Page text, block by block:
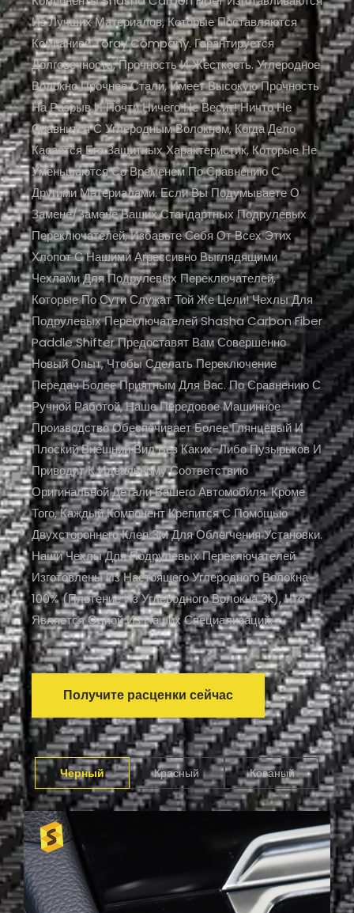
Из Лучших Материалов, Которые Поставляются
Компанией Toray Company. Гарантируется
Долговечность, Прочность И Жесткость. Углеродное
Волокно Прочнее Стали, Имеет Высокую Прочность
На Разрыв И Почти Ничего Не Весит! Ничто Не
Сравнится С Углеродным Волокном, Когда Дело
Касается Его Защитных Характеристик, Которые Не
Уменьшаются Со Временем По Сравнению С
Другими Материалами. Если Вы Подумываете О
Замене/замене Ваших Стандартных Подрулевых
Переключателей, Избавьте Себя От Всех Этих
Хлопот С Нашими Агрессивно Выглядящими
Чехлами Для Подрулевых Переключателей,
Которые По Сути Служат Той Же Цели! Чехлы Для
Подрулевых Переключателей Shasha Carbon Fiber
Paddle Shifter Предоставят Вам Совершенно
Новый Опыт, Чтобы Сделать Переключение
Передач Более Приятным Для Вас. По Сравнению С
Ручной Работой, Наше Передовое Машинное
Производство Обеспечивает Более Глянцевый И
Плоский Внешний Вид Без Каких-Либо Пузырьков И
Приводит К Идеальному Соответствию
Оригинальной Детали Вашего Автомобиля. Кроме
Того, Каждый Компонент Крепится С Помощью
Двухстороннего Клея 3M Для Облегчения Установки.
Наши Чехлы Для Подрулевых Переключателей
Изготовлены Из Настоящего Углеродного Волокна
100% (плетение Из Углеродного Волокна 3k), Что
Является Одной Из Наших Специализаций.
Получите расценки сейчас
Черный Красный Кованый